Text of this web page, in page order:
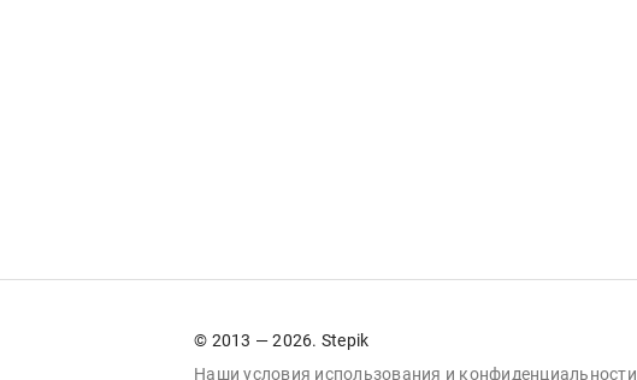
© 2013 — 2026. Stepik
Наши условия использования и конфиденциальности